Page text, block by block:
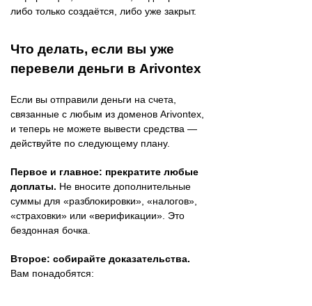
либо только создаётся, либо уже закрыт.
Что делать, если вы уже
перевели деньги в Arivontex
Если вы отправили деньги на счета,
связанные с любым из доменов Arivontex,
и теперь не можете вывести средства —
действуйте по следующему плану.
Первое и главное: прекратите любые
доплаты. Не вносите дополнительные
суммы для «разблокировки», «налогов»,
«страховки» или «верификации». Это
бездонная бочка.
Второе: собирайте доказательства.
Вам понадобятся: